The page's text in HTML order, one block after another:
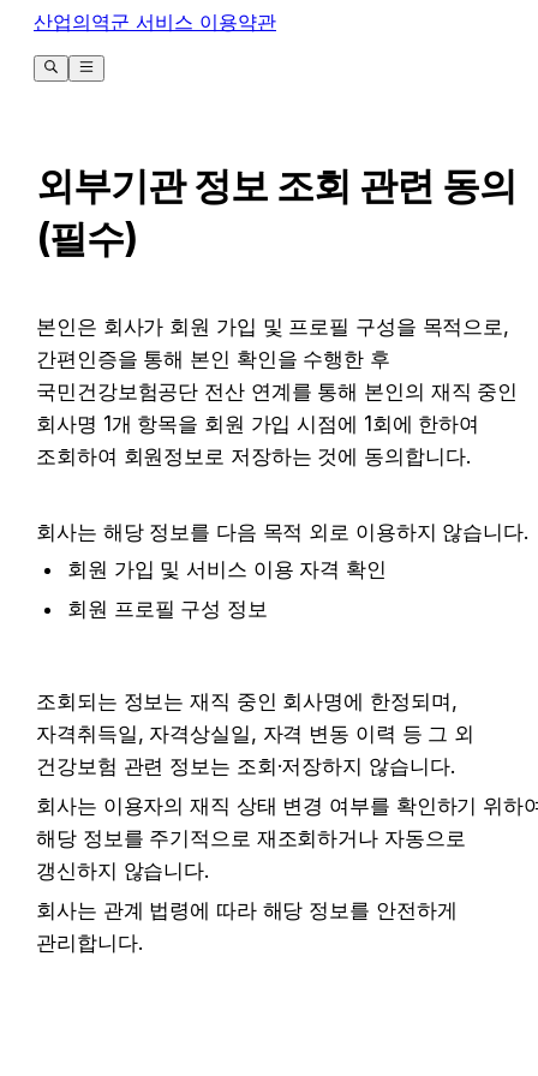
산업의역군 서비스 이용약관
외부기관 정보 조회 관련 동의
(필수)
본인은 회사가 회원 가입 및 프로필 구성을 목적으로,
간편인증을 통해 본인 확인을 수행한 후
국민건강보험공단 전산 연계를 통해 본인의 재직 중인
회사명 1개 항목을 회원 가입 시점에 1회에 한하여
조회하여 회원정보로 저장하는 것에 동의합니다.
회사는 해당 정보를 다음 목적 외로 이용하지 않습니다.
회원 가입 및 서비스 이용 자격 확인
회원 프로필 구성 정보
조회되는 정보는 재직 중인 회사명에 한정되며,
자격취득일, 자격상실일, 자격 변동 이력 등 그 외
건강보험 관련 정보는 조회·저장하지 않습니다.
회사는 이용자의 재직 상태 변경 여부를 확인하기 위하
해당 정보를 주기적으로 재조회하거나 자동으로
갱신하지 않습니다.
회사는 관계 법령에 따라 해당 정보를 안전하게
관리합니다.